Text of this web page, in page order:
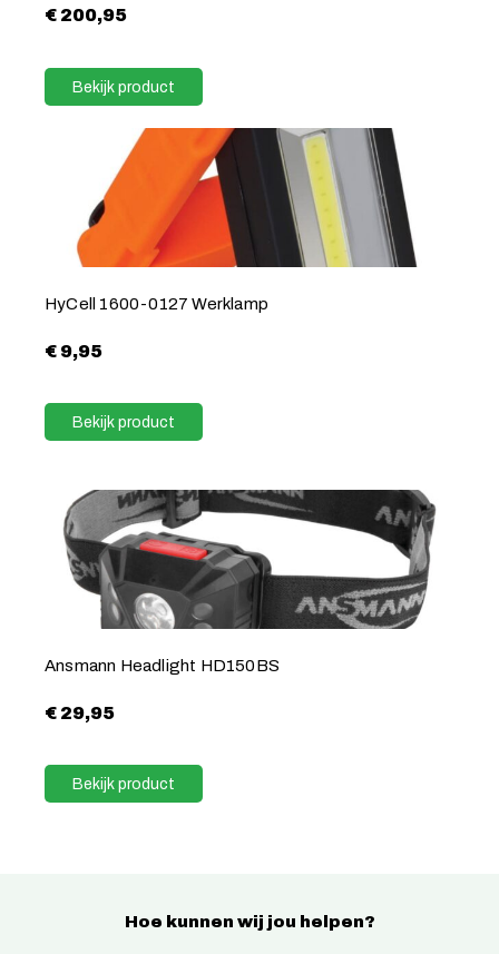
€200,95
Bekijk product
HyCell 1600-0127 Werklamp
€9,95
Bekijk product
Ansmann Headlight HD150BS
€29,95
Bekijk product
Hoe kunnen wij jou helpen?